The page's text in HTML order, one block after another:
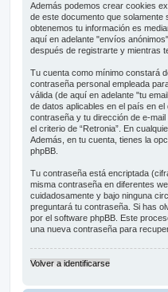
Además podemos crear cookies
de este documento que solamente
obtenemos tu información es
aquí en adelante "envíos
después de registrarte y mientras
Tu cuenta como mínimo constará
contraseña personal empleada
válida (de aquí en adelante "tu
de datos aplicables en el país en
contraseña y tu dirección de e-
el criterio de “Retronia”. En
Además, en tu cuenta, tienes la
phpBB.
Tu contraseña está encriptada
misma contraseña en diferentes
cuidadosamente y bajo ninguna
preguntará tu contraseña. Si has
por el software phpBB. Este
una nueva contraseña para
Volver a identificarse